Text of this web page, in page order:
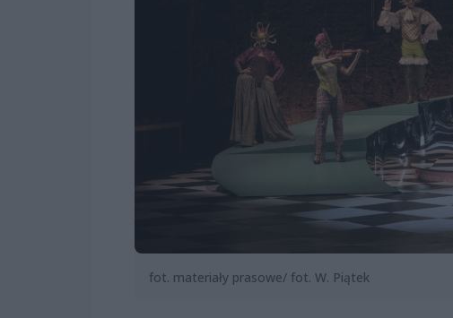
fot. materiały prasowe/ fot. W. Piątek